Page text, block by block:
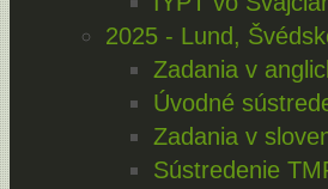
2025 - Lund,
Zadania v
Úvodné
Zadania v
Sústredenie